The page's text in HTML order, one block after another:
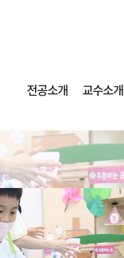
전공소개 교수소개